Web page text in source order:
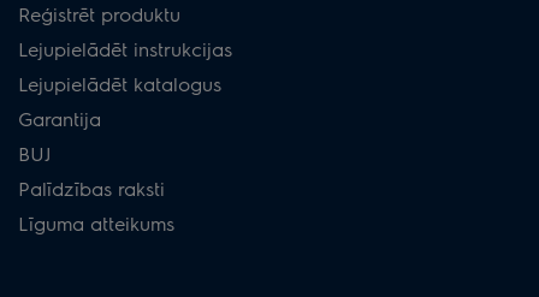
Reģistrēt produktu
Lejupielādēt instrukcijas
Lejupielādēt katalogus
Garantija
BUJ
Palīdzības raksti
Līguma atteikums